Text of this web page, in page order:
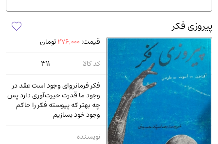
پزشکی(140)
کامپیوتر و نرم افزار
ورزشی و تربیت بدنی(34)
آشپزی و خوراکی(25)
سرگرمی و بازی(7)
سیاسی (116)
رمان و داستان خارجی
حقوقی و قانون(47)
کتاب های مصور رنگی و گلاسه(23)
پیروزی فکر
قیمت: 276,000تومان
کد کالا
311
فکر فرمانروای وجود است عقد در
وجود ما قدرت حیرت‌آوری دارد پس
چه بهتر که پیوسته فکر را حاکم
وجود خود بسازیم
نویسنده